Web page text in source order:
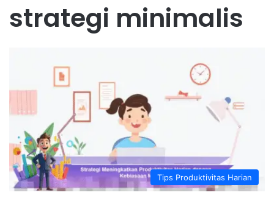
strategi minimalis
Tips Produktivitas Harian